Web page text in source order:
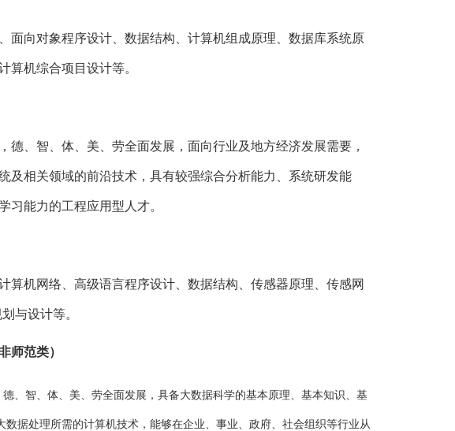
、面向对象程序设计、数据结构、计算机组成原理、数据库系统原
算机综合项目设计等。
德、智、体、美、劳全面发展，面向行业及地方经济发展需要，
及相关领域的前沿技术，具有较强综合分析能力、系统研发能
习能力的工程应用型人才。
算机网络、高级语言程序设计、数据结构、传感器原理、传感网
与设计等。
师范类）
、智、体、美、劳全面发展，具备大数据科学的基本原理、基本知识、基
据处理所需的计算机技术，能够在企业、事业、政府、社会组织等行业从